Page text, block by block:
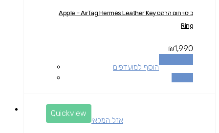
כיסוי חום הרמס Apple – AirTag Hermès Leather Key
Ring
₪1,990
הוסף למועדפים
Quickview
אזל המלאי